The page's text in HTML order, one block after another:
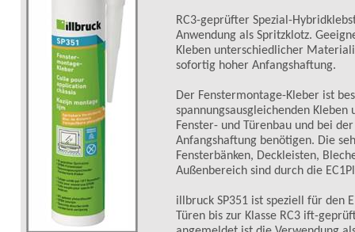
RC3-geprüfter Spezial-
Anwendung als Spritzklotz.
Kleben unterschiedlicher
sofortig hoher Anfangshaftung.
Der Fenstermontage-Kleber ist
spannungsausgleichenden
Fenster- und
Türenbau und bei
Anfangshaftung benötigen. Die
Fensterbänken, Deckleisten,
Außenbereich sind durch die
illbruck SP351 ist speziell für den
Türen bis zur Klasse RC3 ift-